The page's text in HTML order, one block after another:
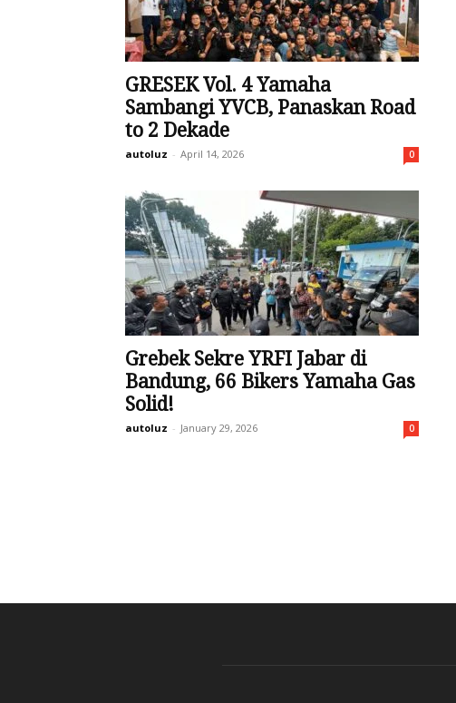
GRESEK Vol. 4 Yamaha
Sambangi YVCB, Panaskan Road
to 2 Dekade
autoluz - April 14, 2026 0
Grebek Sekre YRFI Jabar di
Bandung, 66 Bikers Yamaha Gas
Solid!
autoluz - January 29, 2026 0